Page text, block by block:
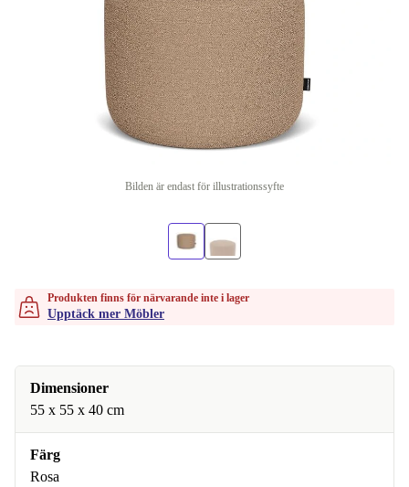
Bilden är endast för illustrationssyfte
Produkten finns för närvarande inte i lager
Upptäck mer Möbler
Dimensioner
55 x 55 x 40 cm
Färg
Rosa